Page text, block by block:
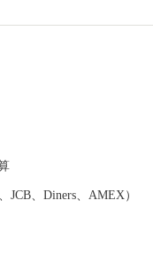
あります。
、Diners、AMEX）